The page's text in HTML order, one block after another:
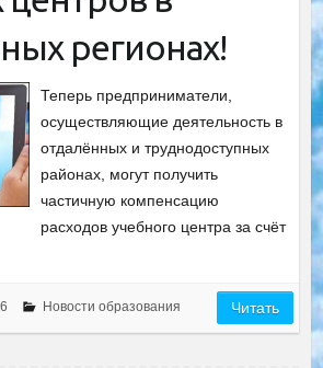
регионах!
Теперь предприниматели,
осуществляющие деятельность в
отдалённых и труднодоступных
районах, могут получить
частичную компенсацию
расходов учебного центра за счёт
Новости образования Читать